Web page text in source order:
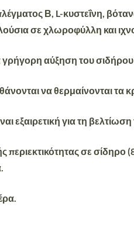
Β, L-κυστεΐνη,
σε χλωροφύλλη και
γρήγορη αύξηση του
να θερμαίνονται τα
εξαιρετική για τη βελτίωση
περιεκτικότητας σε